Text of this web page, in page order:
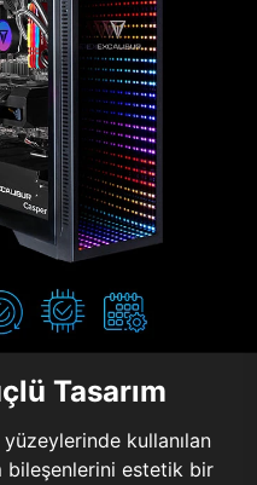
Tasarım
kullanılan
bileşenlerini estetik bir